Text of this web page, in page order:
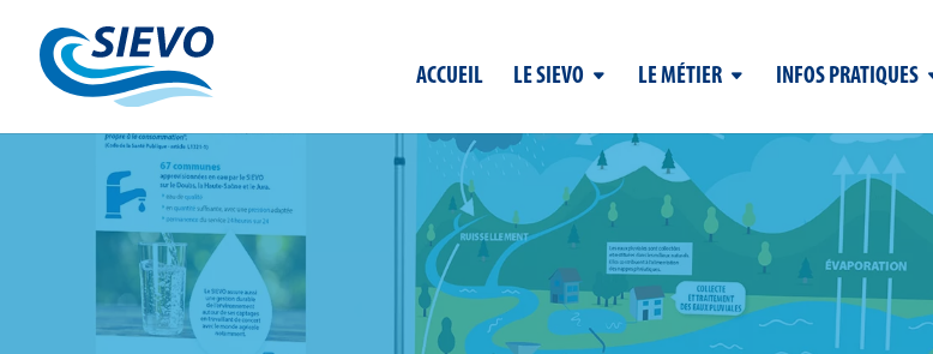
ACCUEIL LE SIEVO LE MÉTIER INFOS PRATIQUES